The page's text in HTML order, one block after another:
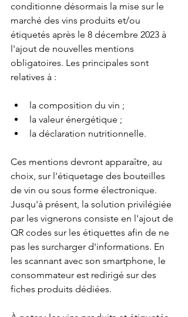
conditionne désormais la mise sur le
marché des vins produits et/ou
étiquetés après le 8 décembre 2023 à
l'ajout de nouvelles mentions
obligatoires. Les principales sont
relatives à :
la composition du vin ;
la valeur énergétique ;
la déclaration nutritionnelle.
Ces mentions devront apparaître, au
choix, sur l'étiquetage des bouteilles
de vin ou sous forme électronique.
Jusqu'à présent, la solution privilégiée
par les vignerons consiste en l'ajout de
QR codes sur les étiquettes afin de ne
pas les surcharger d'informations. En
les scannant avec son smartphone, le
consommateur est redirigé sur des
fiches produits dédiées.